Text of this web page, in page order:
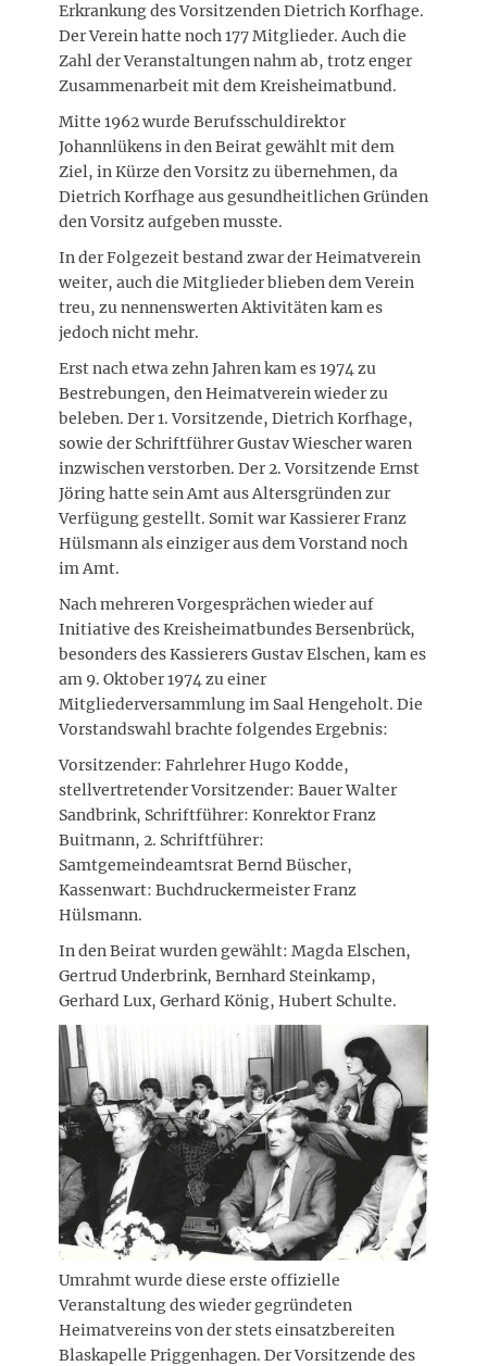
Erkrankung des Vorsitzenden Dietrich Korfhage.
Der Verein hatte noch 177 Mitglieder. Auch die
Zahl der Veranstaltungen nahm ab, trotz enger
Zusammenarbeit mit dem Kreisheimatbund.
Mitte 1962 wurde Berufsschuldirektor
Johannlükens in den Beirat gewählt mit dem
Ziel, in Kürze den Vorsitz zu übernehmen, da
Dietrich Korfhage aus gesundheitlichen Gründen
den Vorsitz aufgeben musste.
In der Folgezeit bestand zwar der Heimatverein
weiter, auch die Mitglieder blieben dem Verein
treu, zu nennenswerten Aktivitäten kam es
jedoch nicht mehr.
Erst nach etwa zehn Jahren kam es 1974 zu
Bestrebungen, den Heimatverein wieder zu
beleben. Der 1. Vorsitzende, Dietrich Korfhage,
sowie der Schriftführer Gustav Wiescher waren
inzwischen verstorben. Der 2. Vorsitzende Ernst
Jöring hatte sein Amt aus Altersgründen zur
Verfügung gestellt. Somit war Kassierer Franz
Hülsmann als einziger aus dem Vorstand noch
im Amt.
Nach mehreren Vorgesprächen wieder auf
Initiative des Kreisheimatbundes Bersenbrück,
besonders des Kassierers Gustav Elschen, kam es
am 9. Oktober 1974 zu einer
Mitgliederversammlung im Saal Hengeholt. Die
Vorstandswahl brachte folgendes Ergebnis:
Vorsitzender: Fahrlehrer Hugo Kodde,
stellvertretender Vorsitzender: Bauer Walter
Sandbrink, Schriftführer: Konrektor Franz
Buitmann, 2. Schriftführer:
Samtgemeindeamtsrat Bernd Büscher,
Kassenwart: Buchdruckermeister Franz
Hülsmann.
In den Beirat wurden gewählt: Magda Elschen,
Gertrud Underbrink, Bernhard Steinkamp,
Gerhard Lux, Gerhard König, Hubert Schulte.
Umrahmt wurde diese erste offizielle
Veranstaltung des wieder gegründeten
Heimatvereins von der stets einsatzbereiten
Blaskapelle Priggenhagen. Der Vorsitzende des